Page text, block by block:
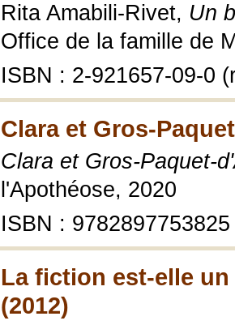
Rita Amabili-Rivet, Un
Office de la famille de
ISBN : 2-921657-09-0
Clara et Gros-
Clara et Gros-Paquet-
l'Apothéose, 2020
ISBN : 9782897753825
La fiction est-elle
(2012)